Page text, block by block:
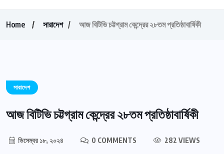
Home সারাদেশ আজ বিটিভি চট্টগ্রাম কেন্দ্রের ২৮তম প্রতিষ্ঠাবার্ষিকী
সারাদেশ
আজ বিটিভি চট্টগ্রাম কেন্দ্রের ২৮তম প্রতিষ্ঠাবার্ষিকী
ডিসেম্বর ১৮, ২০২৪ 0 COMMENTS 282 VIEWS